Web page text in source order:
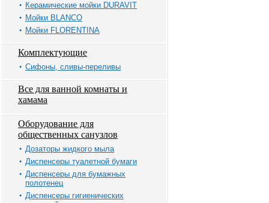
Керамические мойки DURAVIT
Мойки BLANCO
Мойки FLORENTINA
Комплектующие
Сифоны, сливы-переливы
Все для ванной комнаты и
хамама
Оборудование для
общественных санузлов
Дозаторы жидкого мыла
Диспенсеры туалетной бумаги
Диспенсеры для бумажных
полотенец
Диспенсеры гигиенических